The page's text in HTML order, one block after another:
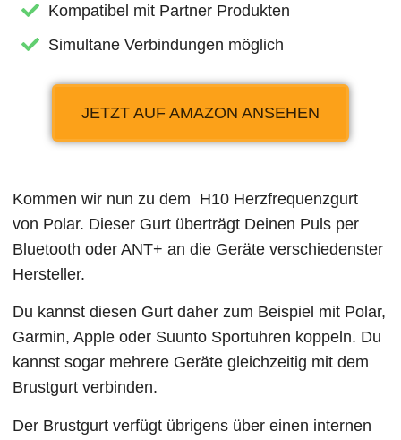
Kompatibel mit Partner Produkten
Simultane Verbindungen möglich
JETZT AUF AMAZON ANSEHEN
Kommen wir nun zu dem H10 Herzfrequenzgurt
von Polar. Dieser Gurt überträgt Deinen Puls per
Bluetooth oder ANT+ an die Geräte verschiedenster
Hersteller.
Du kannst diesen Gurt daher zum Beispiel mit Polar,
Garmin, Apple oder Suunto Sportuhren koppeln. Du
kannst sogar mehrere Geräte gleichzeitig mit dem
Brustgurt verbinden.
Der Brustgurt verfügt übrigens über einen internen